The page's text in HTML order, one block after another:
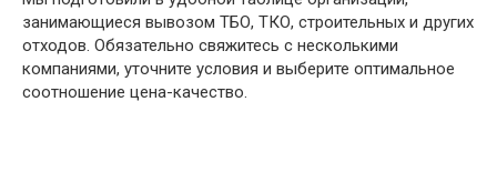
занимающиеся вывозом ТБО, ТКО, строительных и других
отходов. Обязательно свяжитесь с несколькими
компаниями, уточните условия и выберите оптимальное
соотношение цена-качество.